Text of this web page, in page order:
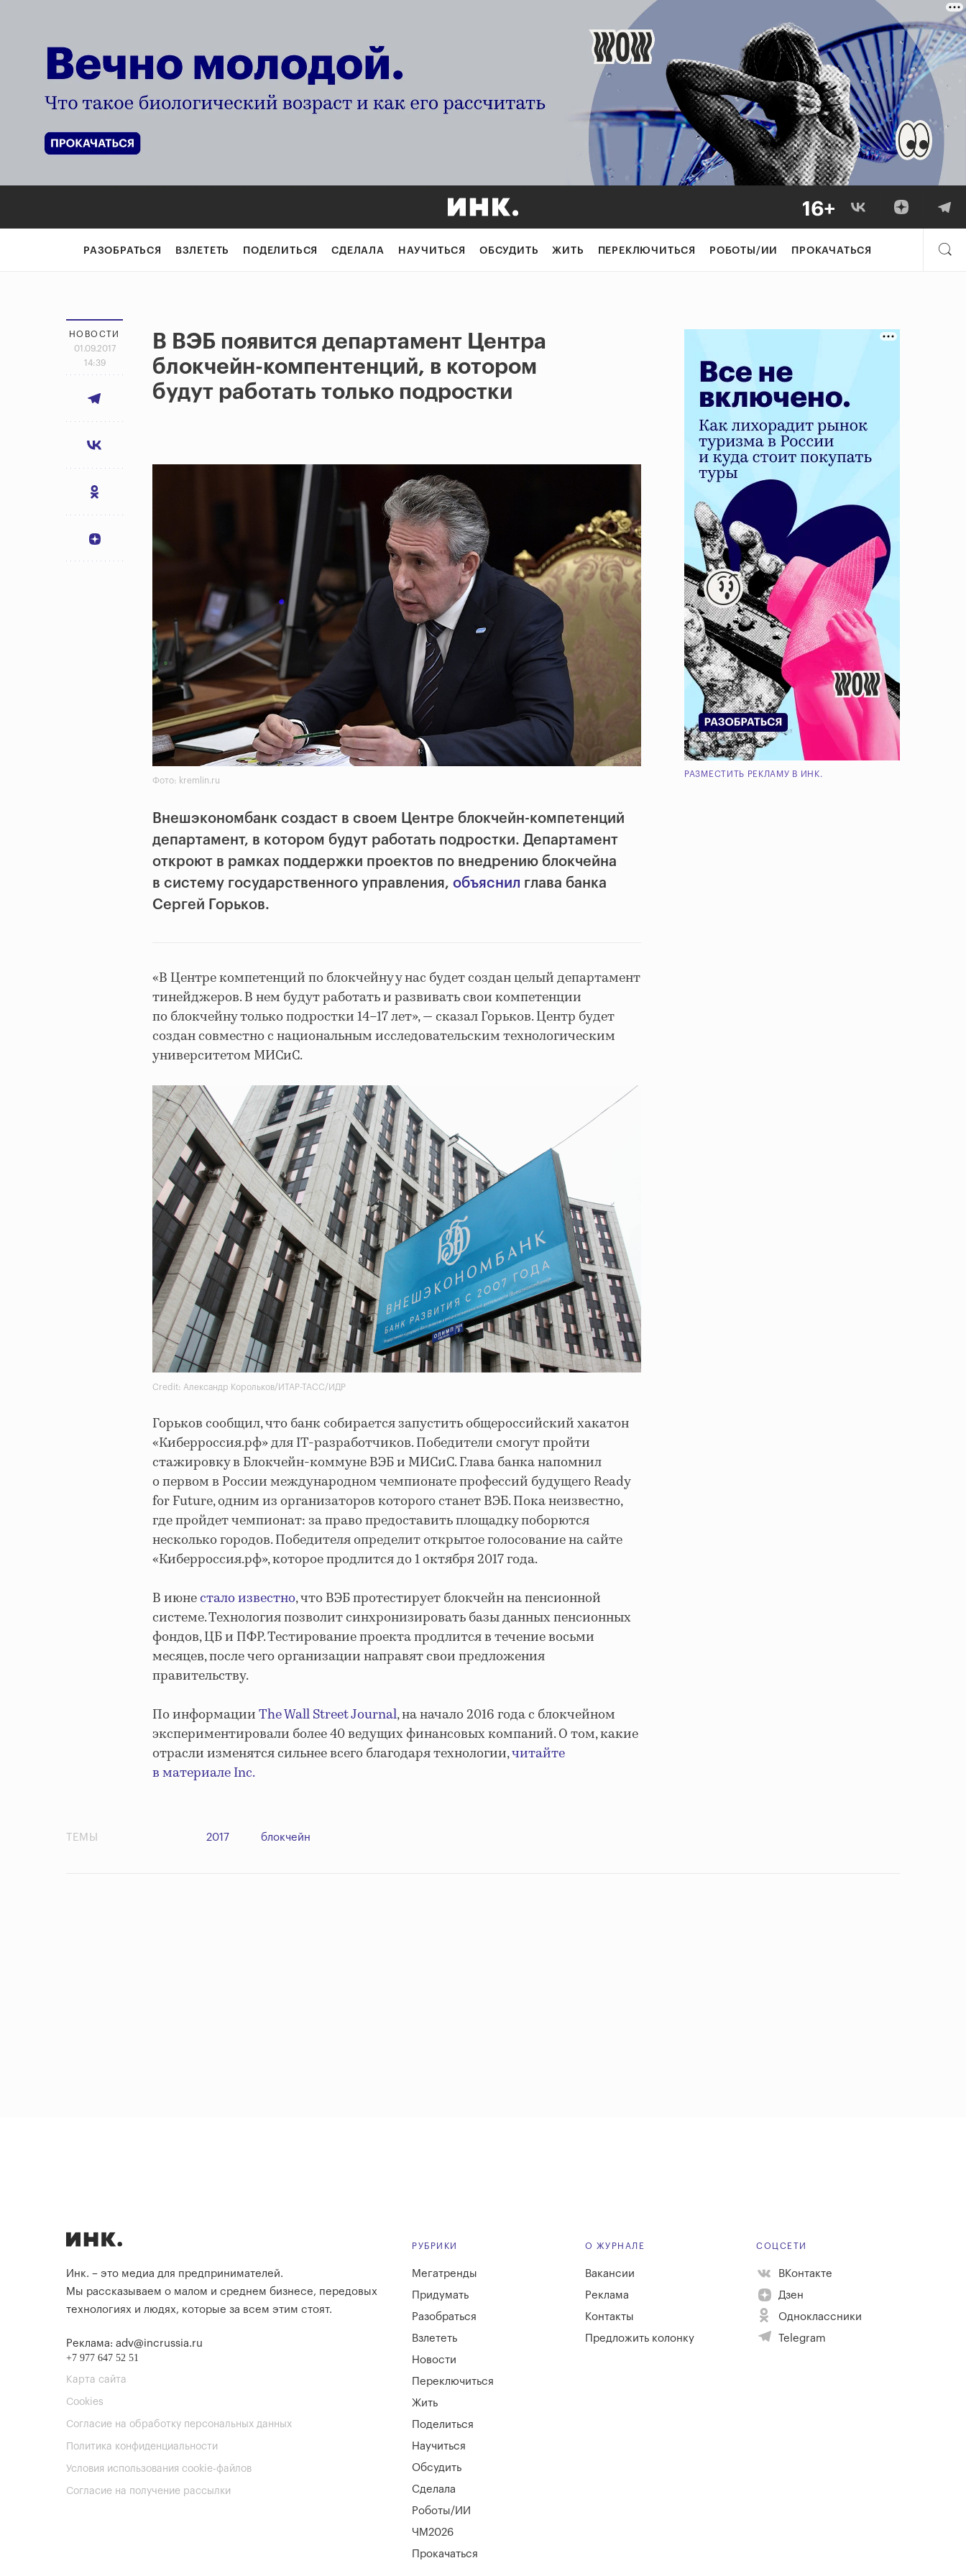
РАЗОБРАТЬСЯ ВЗЛЕТЕТЬ ПОДЕЛИТЬСЯ СДЕЛАЛА НАУЧИТЬСЯ ОБСУДИТЬ ЖИТЬ ПЕРЕКЛЮЧИТЬСЯ РОБОТЫ/ИИ ПРОКАЧАТЬСЯ
НОВОСТИ
01.09.2017
14:39
В ВЭБ появится департамент Центра
блокчейн-компентенций, в котором
будут работать только подростки
Фото: kremlin.ru
Внешэкономбанк создаст в своем Центре блокчейн-компетенций
департамент, в котором будут работать подростки. Департамент
откроют в рамках поддержки проектов по внедрению блокчейна
в систему государственного управления, объяснил глава банка
Сергей Горьков.
«В Центре компетенций по блокчейну у нас будет создан целый департамент
тинейджеров. В нем будут работать и развивать свои компетенции
по блокчейну только подростки 14–17 лет», — сказал Горьков. Центр будет
создан совместно с национальным исследовательским технологическим
университетом МИСиС.
Credit: Александр Корольков/ИТАР-ТАСС/ИДР
Горьков сообщил, что банк собирается запустить общероссийский хакатон
«Киберроссия.рф» для IT-разработчиков. Победители смогут пройти
стажировку в Блокчейн-коммуне ВЭБ и МИСиС. Глава банка напомнил
о первом в России международном чемпионате профессий будущего Ready
for Future, одним из организаторов которого станет ВЭБ. Пока неизвестно,
где пройдет чемпионат: за право предоставить площадку поборются
несколько городов. Победителя определит открытое голосование на сайте
«Киберроссия.рф», которое продлится до 1 октября 2017 года.
В июнестало известно, что ВЭБ протестирует блокчейн на пенсионной
системе. Технология позволит синхронизировать базы данных пенсионных
фондов, ЦБ и ПФР. Тестирование проекта продлится в течение восьми
месяцев, после чего организации направят свои предложения
правительству.
По информацииThe Wall Street Journal, на начало 2016 года с блокчейном
экспериментировали более 40 ведущих финансовых компаний. О том, какие
отрасли изменятся сильнее всего благодаря технологии,читайте
в материале Inc.
РАЗМЕСТИТЬ РЕКЛАМУ В ИНК.
ТЕМЫ 2017 блокчейн
Инк. – это медиа для предпринимателей.
Мы рассказываем о малом и среднем бизнесе, передовых
технологиях и людях, которые за всем этим стоят.
Реклама: adv@incrussia.ru
+7 977 647 52 51
Карта сайта
Cookies
Согласие на обработку персональных данных
Политика конфиденциальности
Условия использования cookie-файлов
Согласие на получение рассылки
РУБРИКИ
Мегатренды
Придумать
Разобраться
Взлететь
Новости
Переключиться
Жить
Поделиться
Научиться
Обсудить
Сделала
Роботы/ИИ
ЧМ2026
Прокачаться
О ЖУРНАЛЕ
Вакансии
Реклама
Контакты
Предложить колонку
СОЦСЕТИ
ВКонтакте
Дзен
Одноклассники
Telegram